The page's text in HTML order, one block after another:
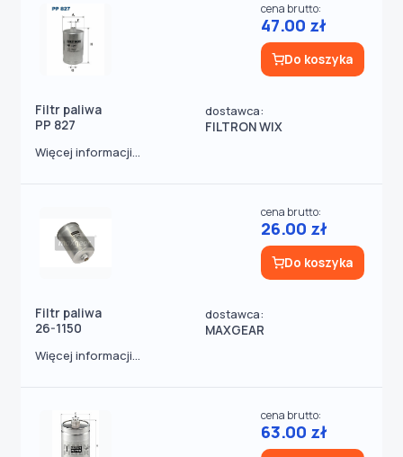
Filtr paliwa
PP 827
dostawca:
FILTRON WIX
cena brutto:
47.00 zł
Do koszyka
Więcej informacji...
Filtr paliwa
26-1150
dostawca:
MAXGEAR
cena brutto:
26.00 zł
Do koszyka
Więcej informacji...
cena brutto:
63.00 zł